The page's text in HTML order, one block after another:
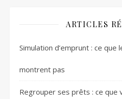
ARTICLES
Simulation d’emprunt : ce
montrent pas
Regrouper ses prêts : ce que